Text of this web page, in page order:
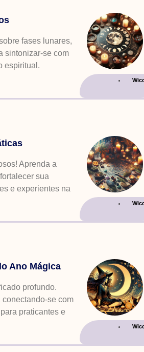
fases lunares,
sintonizar-se com
espiritual.
Aprenda a
sua
e experientes na
Ano Mágica
profundo.
se com
praticantes e